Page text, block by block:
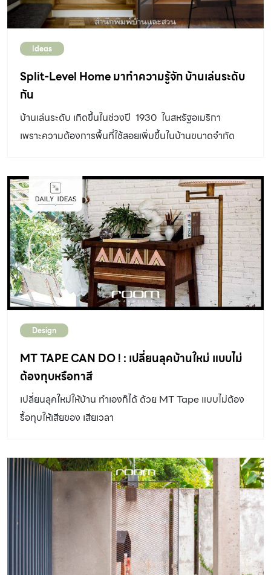
Ideas
Split-Level Home มาทำความรู้จัก บ้านเล่นระดับ
กัน
บ้านเล่นระดับ เกิดขึ้นในช่วงปี 1930 ในสหรัฐอเมริกา
เพราะความต้องการพื้นที่ใช้สอยเพิ่มขึ้นในบ้านขนาดจำกัด
Design
MT TAPE CAN DO ! : เปลี่ยนลุคบ้านใหม่ แบบไม่
ต้องทุบหรือทาสี
เปลี่ยนลุคใหม่ให้บ้าน ทำเองก็ได้ ด้วย MT Tape แบบไม่ต้อง
รื้อทุบให้เสียของ เสียเวลา